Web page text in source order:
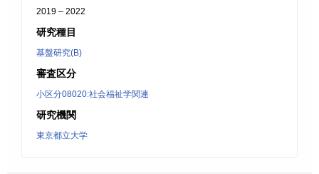
2019 – 2022
研究種目
基盤研究(B)
審査区分
小区分08020:社会福祉学関連
研究機関
東京都立大学